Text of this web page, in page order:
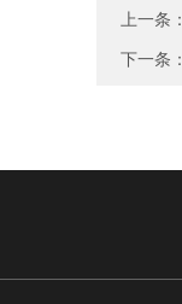
上一条
下一条